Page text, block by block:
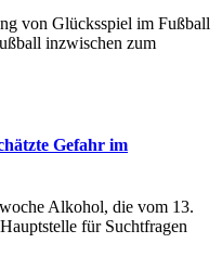
von Glücksspiel im Fußball
inzwischen zum
Gefahr im
Alkohol, die vom 13.
für Suchtfragen